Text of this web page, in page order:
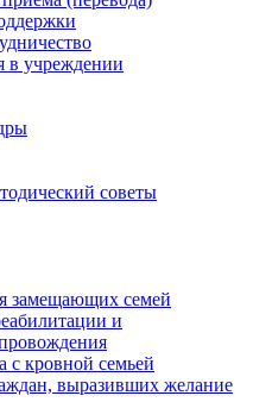
в учреждении
советы
замещающих семей
и
с кровной семьей
выразивших желание